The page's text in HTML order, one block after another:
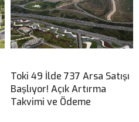
Toki 49 İlde 737 Arsa Satışı
Başlıyor! Açık Artırma
Takvimi ve Ödeme